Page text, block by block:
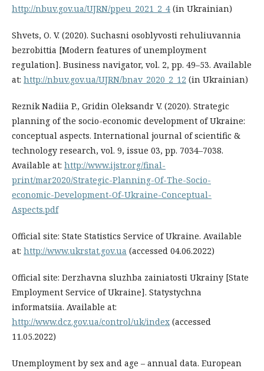
http://nbuv.gov.ua/UJRN/ppeu_2021_2_4 (in Ukrainian)
Shvets, O. V. (2020). Suchasni osoblyvosti rehuliuvannia
bezrobittia [Modern features of unemployment
regulation]. Business navigator, vol. 2, pp. 49–53. Available
at: http://nbuv.gov.ua/UJRN/bnav_2020_2_12 (in Ukrainian)
Reznik Nadiia P., Gridin Oleksandr V. (2020). Strategic
planning of the socio-economic development of Ukraine:
conceptual aspects. International journal of scientific &
technology research, vol. 9, issue 03, pp. 7034–7038.
Available at: http://www.ijstr.org/final-
print/mar2020/Strategic-Planning-Of-The-Socio-
economic-Development-Of-Ukraine-Conceptual-
Aspects.pdf
Official site: State Statistics Service of Ukraine. Available
at: http://www.ukrstat.gov.ua (accessed 04.06.2022)
Official site: Derzhavna sluzhba zainiatosti Ukrainy [State
Employment Service of Ukraine]. Statystychna
informatsiia. Available at:
http://www.dcz.gov.ua/control/uk/index (accessed
11.05.2022)
Unemployment by sex and age – annual data. European